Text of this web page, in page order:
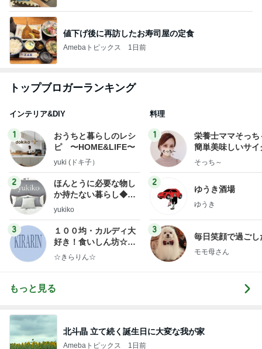
値下げ後に再訪したお寿司屋の定食
Amebaトピックス 1日前
トップブロガーランキング
インテリア&DIY
1
おうちと暮らしのレシ
ピ 〜HOME&LIFE〜
yuki (ドキ子）
2
ほんとうに必要な物し
か持たない暮らし◆Ke
ep Life Simple◆〜イ
yukiko
3
１００均・カルディ大
好き！食いしん坊☆き
らりん☆のブログ
☆きらりん☆
料理
1
栄養士ママそっち
簡単美味しいサイ
献立
そっち～
2
ゆうき酒場
ゆうき
3
毎日笑顔で過ごし
モモ母さん
もっと見る
北斗晶 立て続く誕生日に大変な我が家
Amebaトピックス 1日前